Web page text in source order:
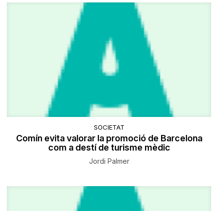
SOCIETAT
Comín evita valorar la promoció de Barcelona
com a destí de turisme mèdic
Jordi Palmer